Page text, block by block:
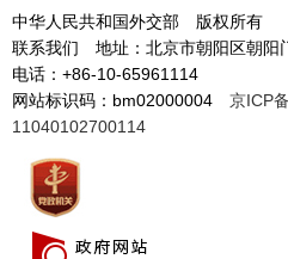
中华人民共和国外交部 版权所有
联系我们 地址：北京市朝阳区朝
电话：+86-10-65961114
网站标识码：bm02000004 京ICP
11040102700114